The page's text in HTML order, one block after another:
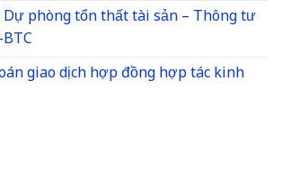
phòng tổn thất tài sản – Thông tư
giao dịch hợp đồng hợp tác kinh